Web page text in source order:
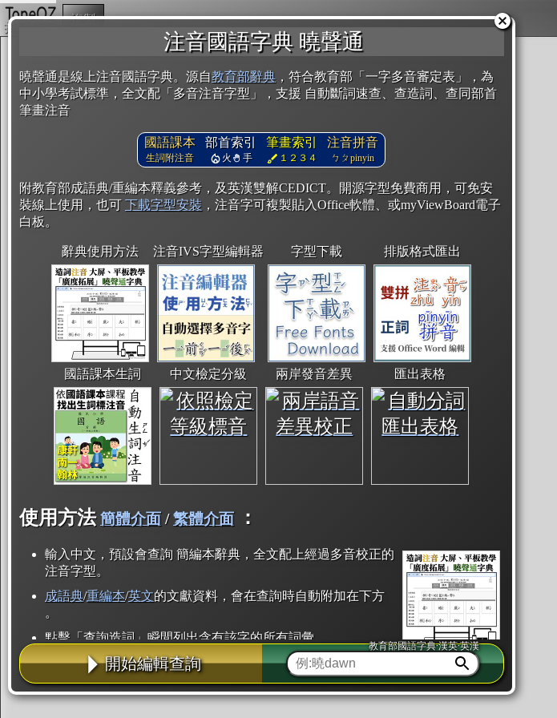
注音國語字典 曉聲通
曉聲通是線上注音國語字典。源自教育部辭典 ，符合教育部「一字多音審定表」，為
中小學考試標準，全文配「多音注音字型」，支援 自動斷詞速查、查造詞、查同部首
筆畫注音
國語課本
生詞附注音
部首索引
火 手
筆畫索引
１２３４
注音拼音
ㄅㄆpinyin
附教育部成語典/重編本釋義參考，及英漢雙解CEDICT。開源字型免費商用，可免安
裝線上使用，也可 下載字型安裝 ，注音字可複製貼入Office軟體、或myViewBoard電子
白板。
辭典使用方法 注音IVS字型編輯器 字型下載 排版格式匯出
國語課本生詞 中文檢定分級 兩岸發音差異 匯出表格
使用方法 簡體介面/繁體介面 ：
輸入中文，預設會查詢 簡編本辭典，全文配上經過多音校正的
注音字型。
成語典/重編本/英文的文獻資料，會在查詢時自動附加在下方
。
點擊「查詢造詞」瞬間列出含有該字的所有詞彙。
點「部首」瞬間列出所有「同部首字」。也支援查詢「同注音」或「同筆畫」。
辭典解釋的全文都經過自動斷詞，點擊便可瞬間「連續查詢」此字詞的解釋，不
用手動重複輸入。
開始編輯查詢
教育部國語字典·漢英·英漢
複製